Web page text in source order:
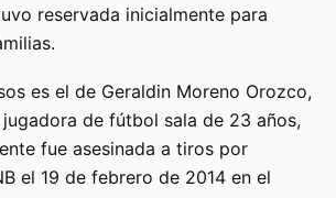
reservada inicialmente para
es el de Geraldin Moreno Orozco,
de fútbol sala de 23 años,
fue asesinada a tiros por
el 19 de febrero de 2014 en el